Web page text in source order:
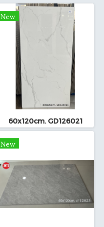
New
60x120cm. GD126021
New